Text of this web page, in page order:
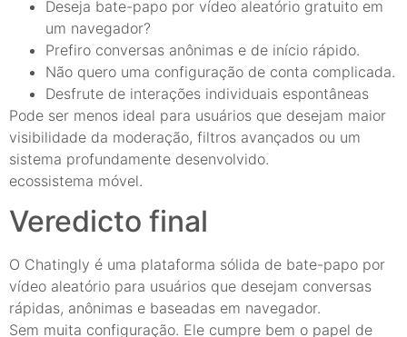
Deseja bate-papo por vídeo aleatório gratuito em
um navegador?
Prefiro conversas anônimas e de início rápido.
Não quero uma configuração de conta complicada.
Desfrute de interações individuais espontâneas
Pode ser menos ideal para usuários que desejam maior
visibilidade da moderação, filtros avançados ou um
sistema profundamente desenvolvido.
ecossistema móvel.
Veredicto final
O Chatingly é uma plataforma sólida de bate-papo por
vídeo aleatório para usuários que desejam conversas
rápidas, anônimas e baseadas em navegador.
Sem muita configuração. Ele cumpre bem o papel de